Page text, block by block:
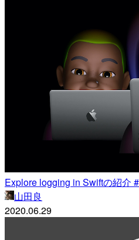
Explore logging in Swiftの紹介
山田良
2020.06.29